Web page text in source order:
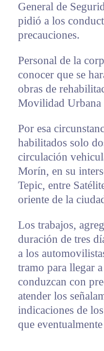
General de
pidió a los
precauciones.
Personal de la
conocer que se
obras de
Movilidad
Por esa
habilitados solo
circulación
Morín, en su
Tepic, entre
oriente de la
Los trabajos,
duración de tres
a los
tramo para llegar
conduzcan con
atender los
indicaciones de
que